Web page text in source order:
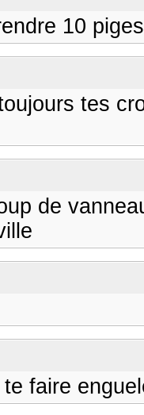
10
tes
de
faire